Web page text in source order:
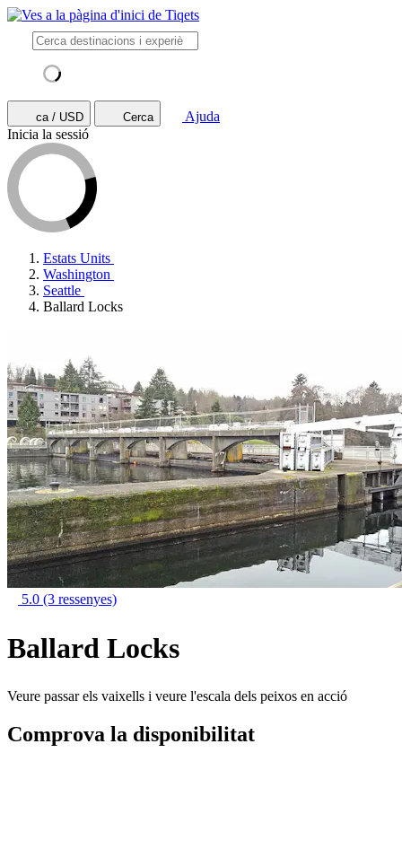
ca / USD Cerca
Ajuda
Inicia la sessió
Estats Units
Washington
Seattle
Ballard Locks
5.0 (3 ressenyes)
Ballard Locks
Veure passar els vaixells i veure l'escala dels peixos en acció
Comprova la disponibilitat